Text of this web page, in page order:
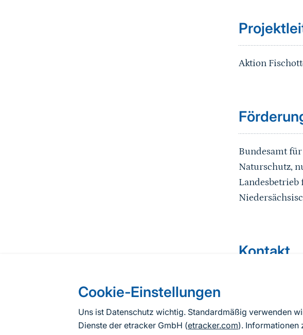
Cookie-Einstellungen
Uns ist Datenschutz wichtig. Standardmäßig verwenden
Dienste der etracker GmbH (etracker.com). Informationen
Aktion
Bundesamt
Naturschutz,
Landesbetrieb
Kontakt
0228 3821-